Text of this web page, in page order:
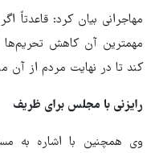
مهاجرانی بیان کرد: قاعدتاً
مهمترین آن کاهش
کند تا در نهایت مردم از آن
رایزنی با مجلس برای ظریف
وی همچنین با اشاره به